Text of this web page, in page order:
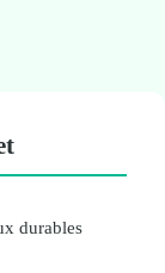
durables